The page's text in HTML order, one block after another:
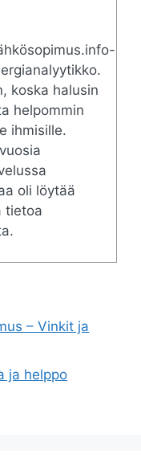
koska halusin
helpommin
ihmisille.
oli löytää
tietoa
– Vinkit ja
ja helppo